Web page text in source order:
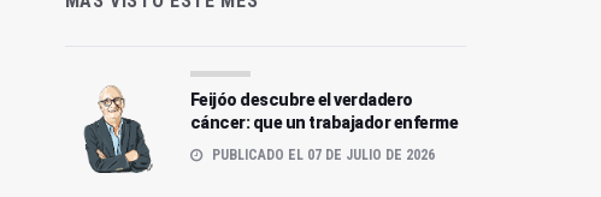
Feijóo descubre el verdadero
cáncer: que un trabajador enferme
PUBLICADO EL 07 DE JULIO DE 2026